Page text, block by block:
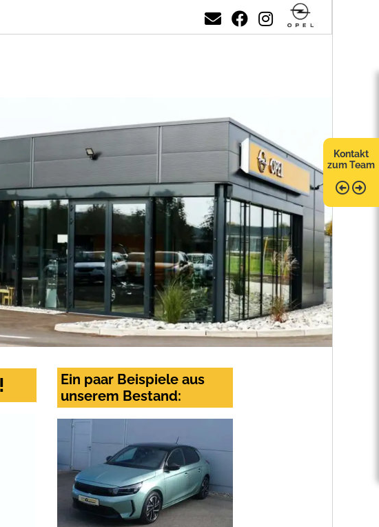
Kontakt
zum Team
Ein paar Beispiele aus
unserem Bestand: